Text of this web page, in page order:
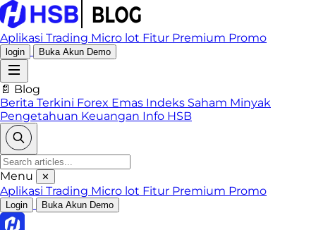
Aplikasi Trading Micro lot Fitur Premium Promo
login Buka Akun Demo
📄 Blog
Berita Terkini Forex Emas Indeks Saham Minyak
Pengetahuan Keuangan Info HSB
Menu ✕
Aplikasi Trading Micro lot Fitur Premium Promo
Login Buka Akun Demo